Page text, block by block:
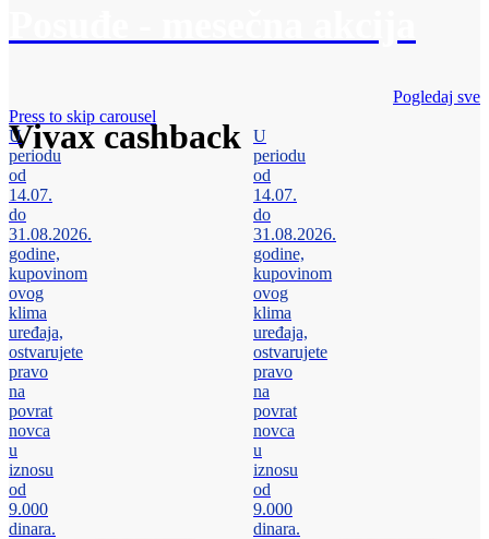
Vivax cashback
Pogledaj sve
Press to skip carousel
U
periodu
od
14.07.
do
31.08.2026.
godine,
kupovinom
ovog
klima
uređaja,
ostvarujete
pravo
na
povrat
novca
u
iznosu
od
9.000
dinara.
U
periodu
od
14.07.
do
31.08.2026.
godine,
kupovinom
ovog
klima
uređaja,
ostvarujete
pravo
na
povrat
novca
u
iznosu
od
9.000
dinara.